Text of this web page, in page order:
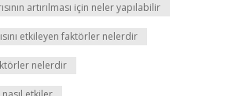
artırılması için neler yapılabilir
etkileyen faktörler nelerdir
nelerdir